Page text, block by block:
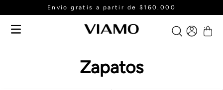
Envío gratis a partir de $160.000
Zapatos